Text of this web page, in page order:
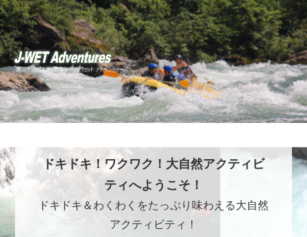
ドキドキ！ワクワク！大自然アクティビ
ティへようこそ！
ドキドキ＆わくわくをたっぷり味わえる大自然
アクティビティ！